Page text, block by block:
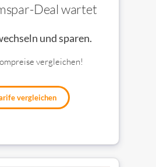
Deal wartet
und sparen.
vergleichen!
vergleichen